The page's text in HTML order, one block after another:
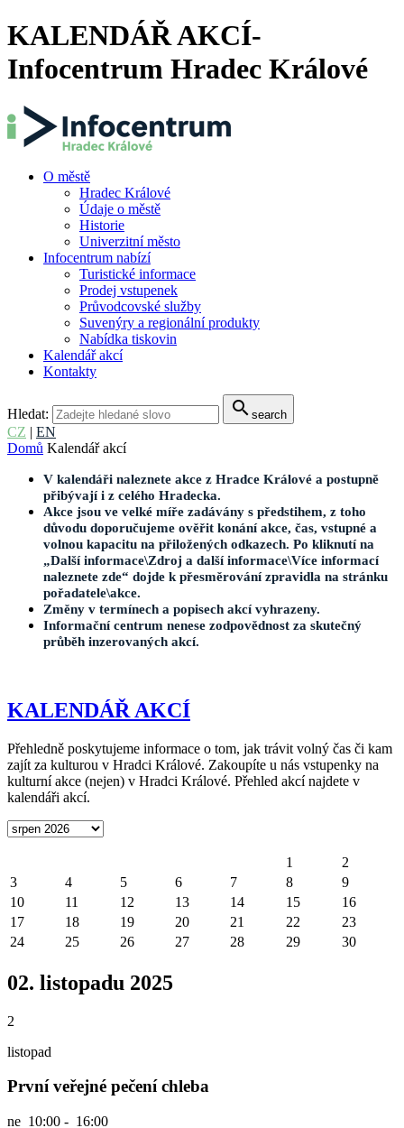
KALENDÁŘ AKCÍ-
Infocentrum Hradec Králové
O městě
Hradec Králové
Údaje o městě
Historie
Univerzitní město
Infocentrum nabízí
Turistické informace
Prodej vstupenek
Průvodcovské služby
Suvenýry a regionální produkty
Nabídka tiskovin
Kalendář akcí
Kontakty
Hledat: search search
CZ | EN
Domů Kalendář akcí
V kalendáři naleznete akce z Hradce Králové a postupně
přibývají i z celého Hradecka.
Akce jsou ve velké míře zadávány s předstihem, z toho
důvodu doporučujeme ověřit konání akce, čas, vstupné a
volnou kapacitu na přiložených odkazech. Po kliknutí na
„Další informace\Zdroj a další informace\Více informací
naleznete zde“ dojde k přesměrování zpravidla na stránku
pořadatele\akce.
Změny v termínech a popisech akcí vyhrazeny.
Informační centrum nenese zodpovědnost za skutečný
průběh inzerovaných akcí.
KALENDÁŘ AKCÍ
Přehledně poskytujeme informace o tom, jak trávit volný čas či kam
zajít za kulturou v Hradci Králové. Zakoupíte u nás vstupenky na
kulturní akce (nejen) v Hradci Králové. Přehled akcí najdete v
kalendáři akcí.
1
2
3
4 5 6 7 8
9
10
11 12 13 14 15
16
17
18 19 20 21 22
23
24
25 26 27 28 29 30
02. listopadu 2025
2
listopad
První veřejné pečení chleba
ne 10:00 - 16:00